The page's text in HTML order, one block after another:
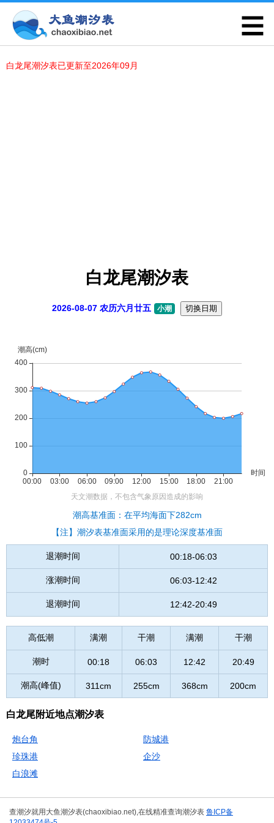
白龙尾潮汐表已更新至2026年09月
白龙尾潮汐表
2026-08-07 农历六月廿五 小潮 切换日期
潮高基准面：在平均海面下282cm
【注】潮汐表基准面采用的是理论深度基准面
退潮时间 00:18-06:03
涨潮时间 06:03-12:42
退潮时间 12:42-20:49
高低潮 满潮 干潮 满潮 干潮
潮时 00:18 06:03 12:42 20:49
潮高(峰值) 311cm 255cm 368cm 200cm
白龙尾附近地点潮汐表
炮台角
防城港
珍珠港
企沙
白浪滩
查潮汐就用大鱼潮汐表(chaoxibiao.net),在线精准查询潮汐表 鲁ICP备